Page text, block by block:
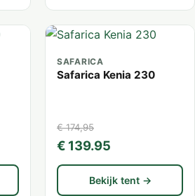
SAFARICA
Safarica Kenia 230
€ 174,95
€ 139.95
Bekijk tent →